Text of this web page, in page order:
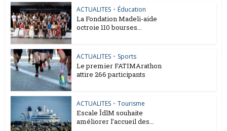
ACTUALITES • Éducation
La Fondation Madeli-aide
octroie 110 bourses...
ACTUALITES • Sports
Le premier FATIMArathon
attire 266 participants
ACTUALITES • Tourisme
Escale ÎdlM souhaite
améliorer l’accueil des...